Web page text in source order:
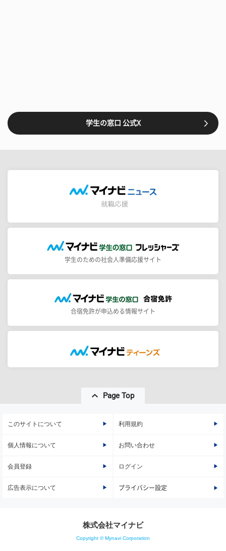
学生の窓口 公式X
学生のための社会人準備応援サイト
合宿免許が申込める情報サイト
Page Top
このサイトについて 利用規約
個人情報について お問い合わせ
会員登録 ログイン
広告表示について プライバシー設定
株式会社マイナビ
Copyright © Mynavi Corporation